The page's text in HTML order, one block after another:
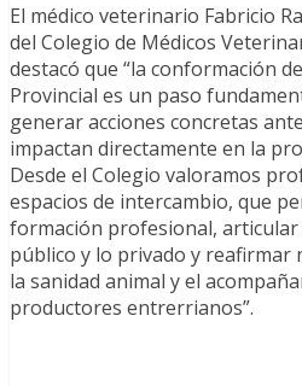
El médico veterinario Fabricio
del Colegio de Médicos
destacó que “la conformación
Provincial es un paso
generar acciones concretas
impactan directamente en la
Desde el Colegio valoramos
espacios de intercambio, que
formación profesional,
público y lo privado y reafirmar
la sanidad animal y el
productores entrerrianos”.